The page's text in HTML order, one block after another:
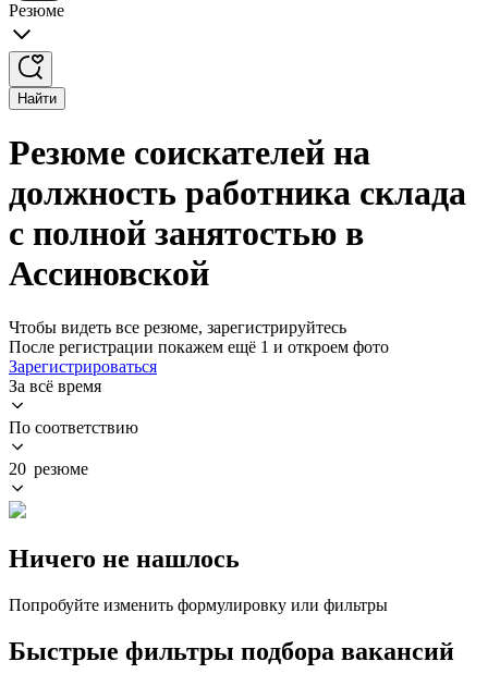
Резюме
Найти
Резюме соискателей на
должность работника склада
с полной занятостью в
Ассиновской
Чтобы видеть все резюме, зарегистрируйтесь
После регистрации покажем ещё 1 и откроем фото
Зарегистрироваться
За всё время
По соответствию
20 резюме
Ничего не нашлось
Попробуйте изменить формулировку или фильтры
Быстрые фильтры подбора вакансий